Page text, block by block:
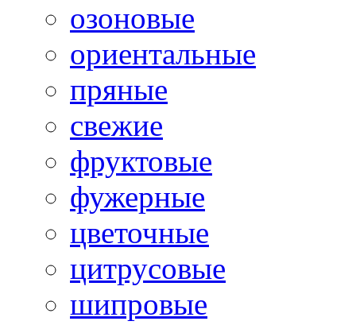
озоновые
ориентальные
пряные
свежие
фруктовые
фужерные
цветочные
цитрусовые
шипровые